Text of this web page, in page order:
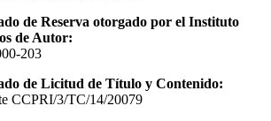
de Reserva otorgado por el Instituto
de Autor:
203
de Licitud de Título y Contenido:
CCPRI/3/TC/14/20079